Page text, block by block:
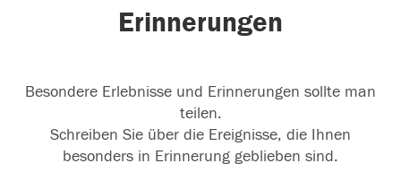
Erinnerungen
Besondere Erlebnisse und Erinnerungen sollte man
teilen.
Schreiben Sie über die Ereignisse, die Ihnen
besonders in Erinnerung geblieben sind.